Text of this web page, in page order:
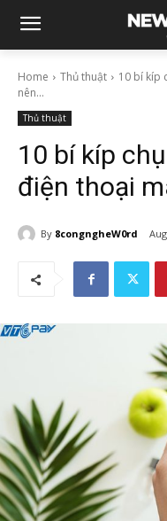
Home Thủ thuật
10 bí kíp
nên...
Thủ thuật
10 bí kíp
điện thoại
By 8congngheW0rd